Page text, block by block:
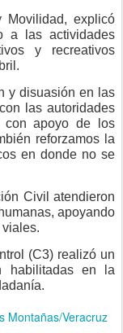
Movilidad, explicó
a las actividades
y recreativos
y disuasión en las
las autoridades
con apoyo de los
reforzamos la
en donde no se
Civil atendieron
apoyando
(C3) realizó un
habilitadas en la
Montañas/Veracruz